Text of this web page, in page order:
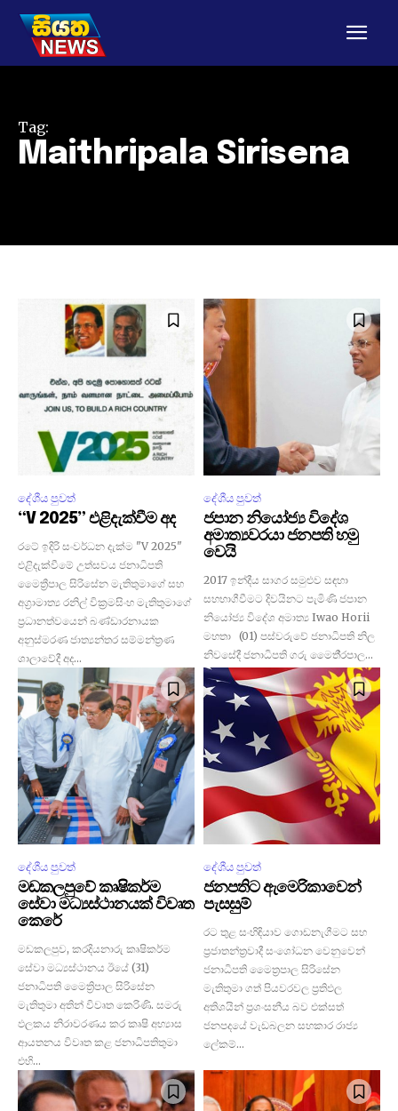
Tag:
Maithripala Sirisena
දේශීය පුවත්
“V 2025” එළිදැක්වීම අද
රටේ ඉදිරි සංවර්ධන දැක්ම "V 2025"
එළිදැක්වීමේ උත්සවය ජනාධිපති
මෛත්‍රීපාල සිරිසේන මැතිතුමාගේ සහ
අග්‍රාමාත්‍ය රනිල් වික්‍රමසිංහ මැතිතුමාගේ
ප්‍රධානත්වයෙන් බණ්ඩාරනායක
අනුස්මරණ ජාත්‍යන්තර සම්මන්ත්‍රණ
ශාලාවේදී අද...
දේශීය පුවත්
ජපාන නියෝජ්‍ය විදේශ
අමාත්‍යවරයා ජනපති හමු
වෙයි
2017 ඉන්දීය සාගර සමුළුව සඳහා
සහභාගීවීමට දිවයිනට පැමිණි ජපාන
නියෝජ්‍ය විදේශ අමාත්‍ය Iwao Horii
මහතා (01) පස්වරුවේ ජනාධිපති නිල
නිවසේදී ජනාධිපති ගරු මෛතී‍්‍රපාල...
දේශීය පුවත්
මඩකලපුවේ කෘෂිකර්ම
සේවා මධ්‍යස්ථානයක් විවෘත
කෙරේ
මඩකලපුව, කරදියනාරු කෘෂිකර්ම
සේවා මධ්‍යස්ථානය ඊයේ (31)
ජනාධිපති මෛත්‍රිපාල සිරිසේන
මැතිතුමා අතින් විවෘත කෙරිණි. සමරු
ඵලකය නිරාවරණය කර කෘෂි අභ්‍යාස
ආයතනය විවෘත කළ ජනාධිපතිතුමා
එහි...
දේශීය පුවත්
ජනපතිට ඇමෙරිකාවෙන්
පැසසුම්
රට තුළ සංහිඳියාව ගොඩනැගීමට සහ
ප‍්‍රජාතන්ත‍්‍රවාදී සංශෝධන වෙනුවෙන්
ජනාධිපති මෛත්‍රපාල සිරිසේන
මැතිතුමා ගත් පියවරවල ප‍්‍රතිඵල
අතිශයින් ප‍්‍රශංසනීය බව එක්සත්
ජනපදයේ වැඩබලන සහකාර රාජ්‍ය
ලේකම්...